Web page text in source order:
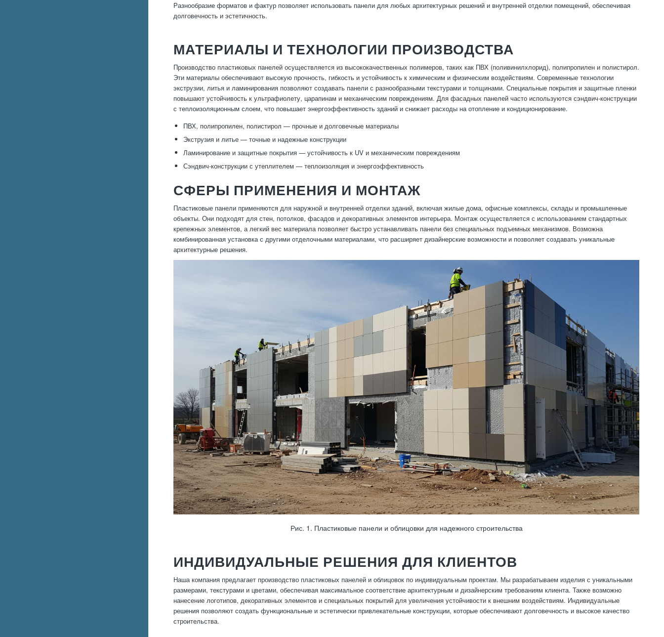
Разнообразие форматов и фактур позволяет использовать панели для любых архитектурных решений и внутренней отделки помещений, обеспечивая
долговечность и эстетичность.
МАТЕРИАЛЫ И ТЕХНОЛОГИИ ПРОИЗВОДСТВА
Производство пластиковых панелей осуществляется из высококачественных полимеров, таких как ПВХ (поливинилхлорид), полипропилен и полистирол.
Эти материалы обеспечивают высокую прочность, гибкость и устойчивость к химическим и физическим воздействиям. Современные технологии
экструзии, литья и ламинирования позволяют создавать панели с разнообразными текстурами и толщинами. Специальные покрытия и защитные пленки
повышают устойчивость к ультрафиолету, царапинам и механическим повреждениям. Для фасадных панелей часто используются сэндвич-конструкции
с теплоизоляционным слоем, что повышает энергоэффективность зданий и снижает расходы на отопление и кондиционирование.
ПВХ, полипропилен, полистирол — прочные и долговечные материалы
Экструзия и литье — точные и надежные конструкции
Ламинирование и защитные покрытия — устойчивость к UV и механическим повреждениям
Сэндвич-конструкции с утеплителем — теплоизоляция и энергоэффективность
СФЕРЫ ПРИМЕНЕНИЯ И МОНТАЖ
Пластиковые панели применяются для наружной и внутренней отделки зданий, включая жилые дома, офисные комплексы, склады и промышленные
объекты. Они подходят для стен, потолков, фасадов и декоративных элементов интерьера. Монтаж осуществляется с использованием стандартных
крепежных элементов, а легкий вес материала позволяет быстро устанавливать панели без специальных подъемных механизмов. Возможна
комбинированная установка с другими отделочными материалами, что расширяет дизайнерские возможности и позволяет создавать уникальные
архитектурные решения.
Рис. 1. Пластиковые панели и облицовки для надежного строительства
ИНДИВИДУАЛЬНЫЕ РЕШЕНИЯ ДЛЯ КЛИЕНТОВ
Наша компания предлагает производство пластиковых панелей и облицовок по индивидуальным проектам. Мы разрабатываем изделия с уникальными
размерами, текстурами и цветами, обеспечивая максимальное соответствие архитектурным и дизайнерским требованиям клиента. Также возможно
нанесение логотипов, декоративных элементов и специальных покрытий для увеличения устойчивости к внешним воздействиям. Индивидуальные
решения позволяют создать функциональные и эстетически привлекательные конструкции, которые обеспечивают долговечность и высокое качество
строительства.